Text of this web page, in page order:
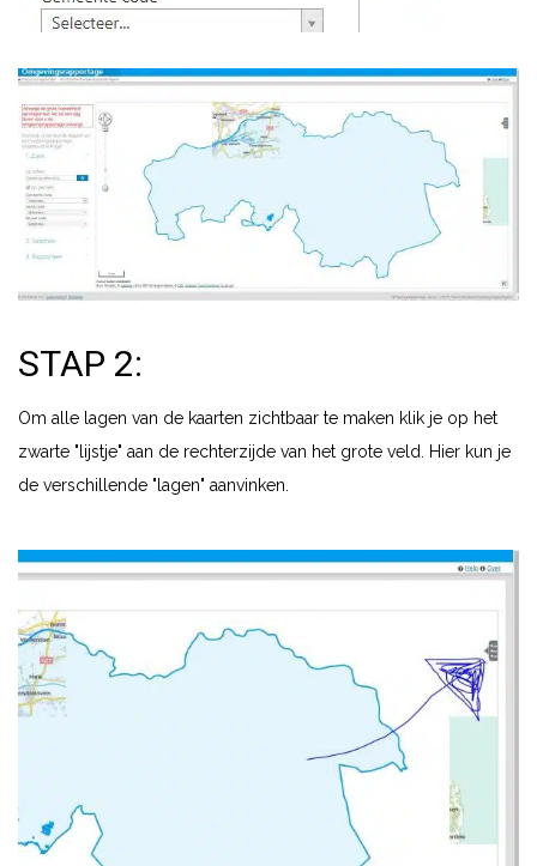
STAP 2:
Om alle lagen van de kaarten zichtbaar te maken klik je op het
zwarte "lijstje" aan de rechterzijde van het grote veld. Hier kun je
de verschillende "lagen" aanvinken.